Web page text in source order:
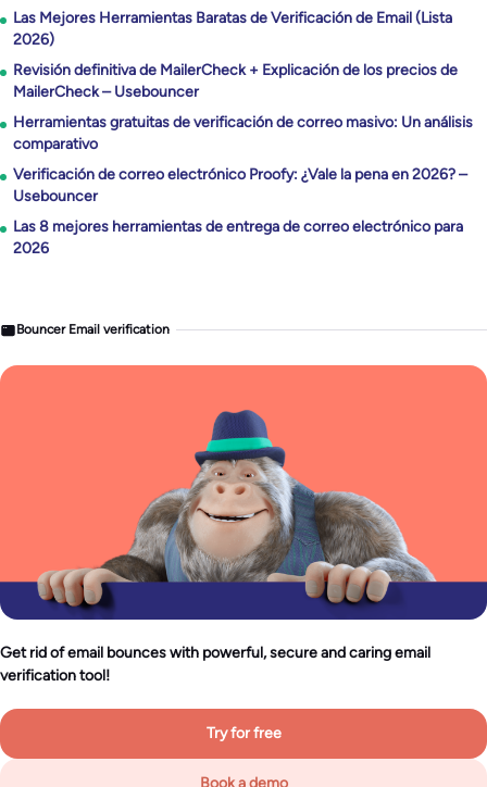
Las Mejores Herramientas Baratas de Verificación de Email (Lista
2026)
Revisión definitiva de MailerCheck + Explicación de los precios de
MailerCheck – Usebouncer
Herramientas gratuitas de verificación de correo masivo: Un análisis
comparativo
Verificación de correo electrónico Proofy: ¿Vale la pena en 2026? –
Usebouncer
Las 8 mejores herramientas de entrega de correo electrónico para
2026
Bouncer Email verification
Get rid of email bounces with powerful, secure and caring email
verification tool!
Try for free
Book a demo